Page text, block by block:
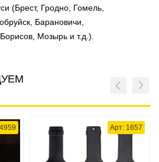
(Брест, Гродно, Гомель,
Барановичи,
Мозырь и т.д.).
Арт: 1657